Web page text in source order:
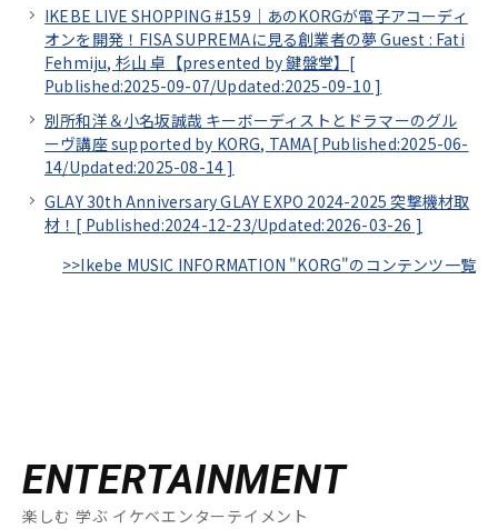
IKEBE LIVE SHOPPING #159｜あのKORGが電子アコーディ
オンを開発！FISA SUPREMAに見る創業者の夢 Guest : Fati
Fehmiju, 杉山 卓【presented by 鍵盤堂】[
Published:2025-09-07/Updated:2025-09-10 ]
別所和洋＆小名坂誠哉 キーボーディストとドラマーのグル
ーヴ講座 supported by KORG, TAMA[ Published:2025-06-
14/Updated:2025-08-14 ]
GLAY 30th Anniversary GLAY EXPO 2024-2025 突撃機材取
材！[ Published:2024-12-23/Updated:2026-03-26 ]
>>Ikebe MUSIC INFORMATION "KORG"のコンテンツ一覧
ENTERTAINMENT
楽しむ 学ぶ イケベエンターテイメント